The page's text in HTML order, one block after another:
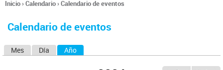
Se
usted
Inicio›Calendario›Calendario de eventos
Calendario de eventos
Mes Día Año